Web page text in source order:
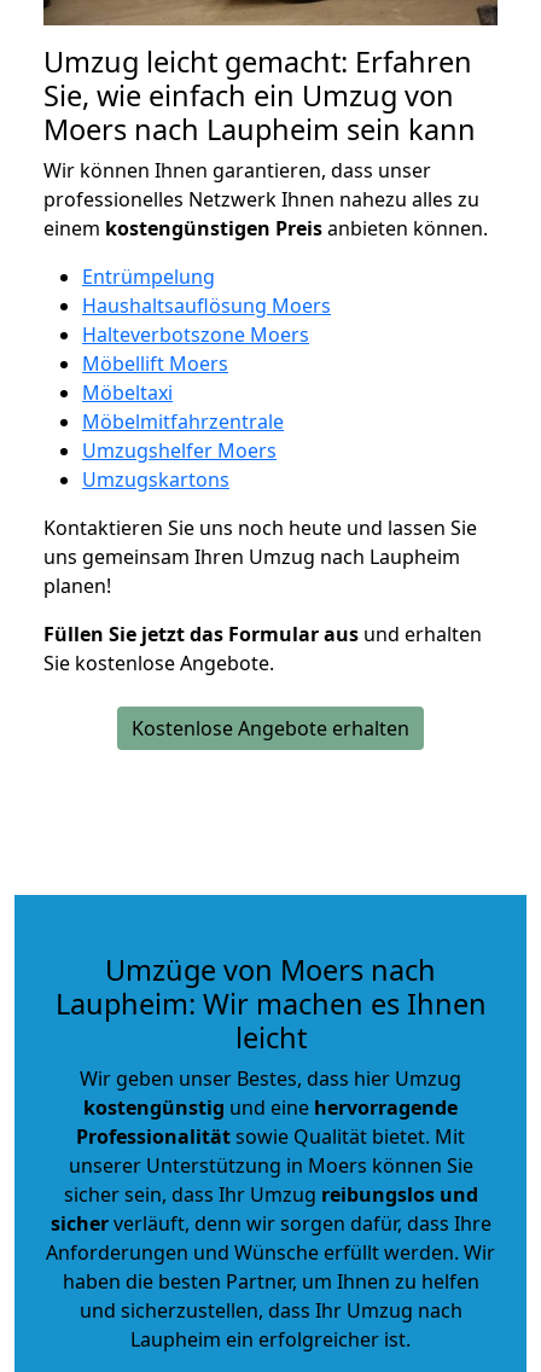
Umzug leicht gemacht: Erfahren
Sie, wie einfach ein Umzug von
Moers nach Laupheim sein kann
Wir können Ihnen garantieren, dass unser
professionelles Netzwerk Ihnen nahezu alles zu
einem kostengünstigen Preisanbieten können.
Entrümpelung
Haushaltsauflösung Moers
Halteverbotszone Moers
Möbellift Moers
Möbeltaxi
Möbelmitfahrzentrale
Umzugshelfer Moers
Umzugskartons
Kontaktieren Sie uns noch heute und lassen Sie
uns gemeinsam Ihren Umzug nach Laupheim
planen!
Füllen Sie jetzt das Formular aus und erhalten
Sie kostenlose Angebote.
Kostenlose Angebote erhalten
Umzüge von Moers nach
Laupheim: Wir machen es Ihnen
leicht
Wir geben unser Bestes, dass hier Umzug
kostengünstig und eine hervorragende
Professionalitätsowie Qualität bietet. Mit
unserer Unterstützung in Moers können Sie
sicher sein, dass Ihr Umzug reibungslos und
sicherverläuft, denn wir sorgen dafür, dass Ihre
Anforderungen und Wünsche erfüllt werden. Wir
haben die besten Partner, um Ihnen zu helfen
und sicherzustellen, dass Ihr Umzug nach
Laupheim ein erfolgreicher ist.